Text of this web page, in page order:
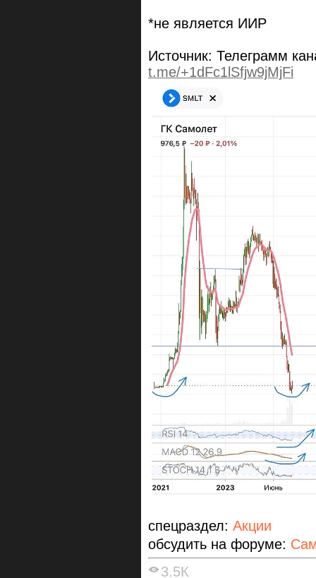
*не является ИИР
Источник: Телеграмм
t.me/+1dFc1lSfjw9jMjFi
спецраздел: Акции
обсудить на форуме:
3.5К